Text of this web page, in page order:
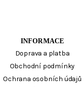
INFORMACE
Doprava a platba
Obchodní podmínky
Ochrana osobních údajů